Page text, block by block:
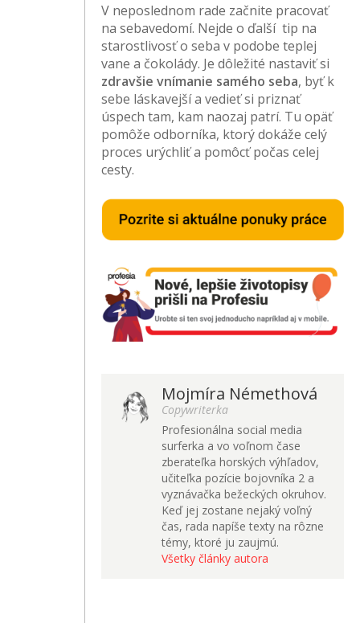
V neposlednom rade začnite pracovať
na sebavedomí. Nejde o ďalší tip na
starostlivosť o seba v podobe teplej
vane a čokolády. Je dôležité nastaviť si
zdravšie vnímanie samého seba, byť k
sebe láskavejší a vedieť si priznať
úspech tam, kam naozaj patrí. Tu opäť
pomôže odborníka, ktorý dokáže celý
proces urýchliť a pomôcť počas celej
cesty.
Mojmíra Némethová
Copywriterka
Profesionálna social media
surferka a vo voľnom čase
zberateľka horských výhľadov,
učiteľka pozície bojovníka 2 a
vyznávačka bežeckých okruhov.
Keď jej zostane nejaký voľný
čas, rada napíše texty na rôzne
témy, ktoré ju zaujmú.
Všetky články autora